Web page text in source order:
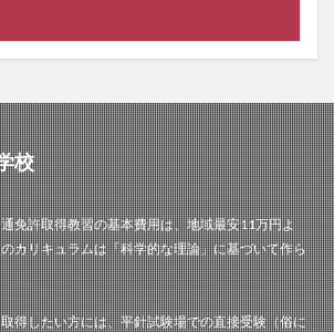
校
免許取得教習の基本費用は、地域最安11万円よ
カリキュラムは「科学的な理論」に基づいて作ら
得したい方には、平針試験場での直接受験（俗に